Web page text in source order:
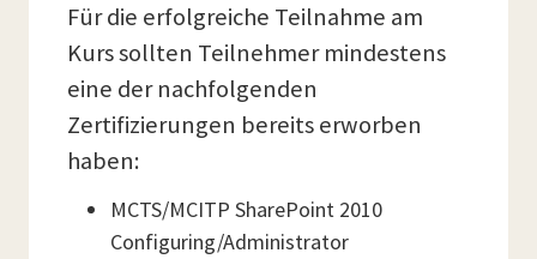
Für die erfolgreiche Teilnahme am
Kurs sollten Teilnehmer mindestens
eine der nachfolgenden
Zertifizierungen bereits erworben
haben:
MCTS/MCITP SharePoint 2010
Configuring/Administrator